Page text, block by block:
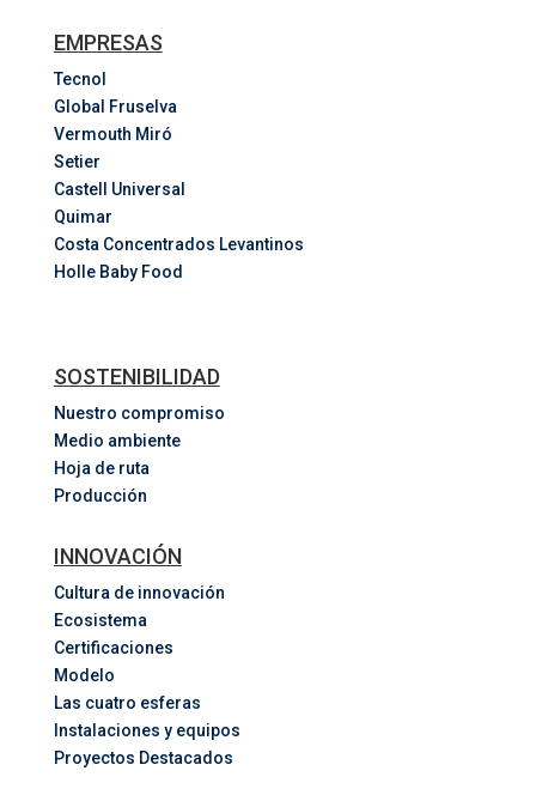
EMPRESAS
Tecnol
Global Fruselva
Vermouth Miró
Setier
Castell Universal
Quimar
Costa Concentrados Levantinos
Holle Baby Food
SOSTENIBILIDAD
Nuestro compromiso
Medio ambiente
Hoja de ruta
Producción
INNOVACIÓN
Cultura de innovación
Ecosistema
Certificaciones
Modelo
Las cuatro esferas
Instalaciones y equipos
Proyectos Destacados